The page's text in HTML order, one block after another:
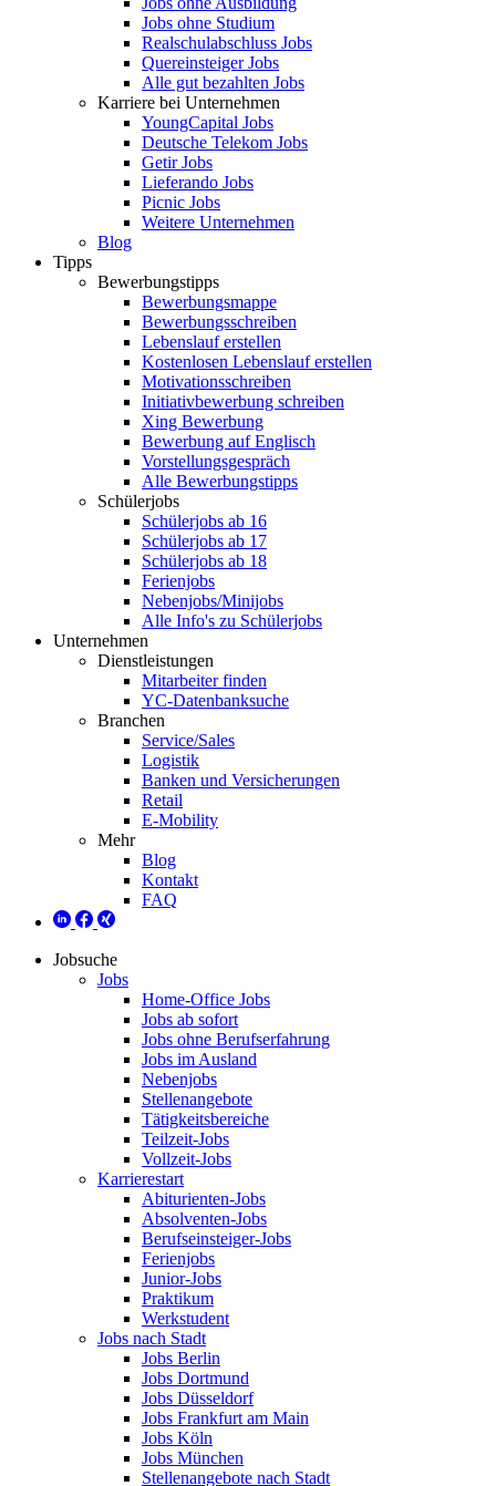
Jobs ohne Studium
Realschulabschluss Jobs
Quereinsteiger Jobs
Alle gut bezahlten Jobs
Karriere bei Unternehmen
YoungCapital Jobs
Deutsche Telekom Jobs
Getir Jobs
Lieferando Jobs
Picnic Jobs
Weitere Unternehmen
Blog
Tipps
Bewerbungstipps
Bewerbungsmappe
Bewerbungsschreiben
Lebenslauf erstellen
Kostenlosen Lebenslauf erstellen
Motivationsschreiben
Initiativbewerbung schreiben
Xing Bewerbung
Bewerbung auf Englisch
Vorstellungsgespräch
Alle Bewerbungstipps
Schülerjobs
Schülerjobs ab 16
Schülerjobs ab 17
Schülerjobs ab 18
Ferienjobs
Nebenjobs/Minijobs
Alle Info's zu Schülerjobs
Unternehmen
Dienstleistungen
Mitarbeiter finden
YC-Datenbanksuche
Branchen
Service/Sales
Logistik
Banken und Versicherungen
Retail
E-Mobility
Mehr
Blog
Kontakt
FAQ
Jobsuche
Jobs
Home-Office Jobs
Jobs ab sofort
Jobs ohne Berufserfahrung
Jobs im Ausland
Nebenjobs
Stellenangebote
Tätigkeitsbereiche
Teilzeit-Jobs
Vollzeit-Jobs
Karrierestart
Abiturienten-Jobs
Absolventen-Jobs
Berufseinsteiger-Jobs
Ferienjobs
Junior-Jobs
Praktikum
Werkstudent
Jobs nach Stadt
Jobs Berlin
Jobs Dortmund
Jobs Düsseldorf
Jobs Frankfurt am Main
Jobs Köln
Jobs München
Stellenangebote nach Stadt